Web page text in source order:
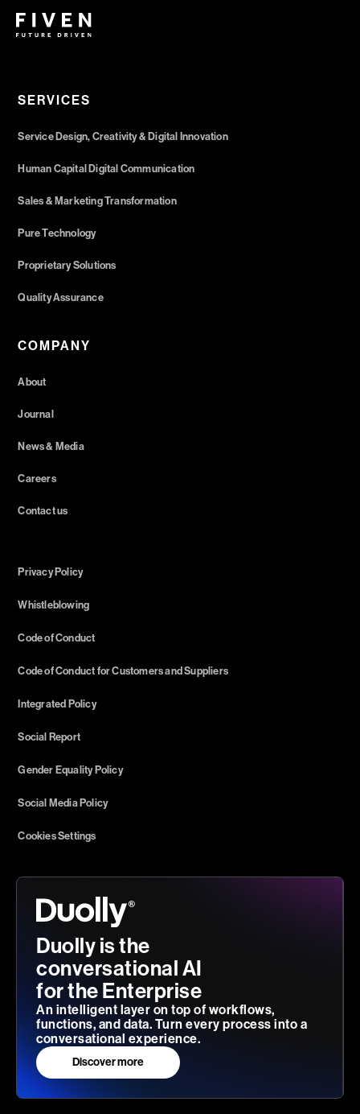
SERVICES
Service Design, Creativity & Digital Innovation
Human Capital Digital Communication
Sales & Marketing Transformation
Pure Technology
Proprietary Solutions
Quality Assurance
COMPANY
About
Journal
News & Media
Careers
Contact us
Privacy Policy
Whistleblowing
Code of Conduct
Code of Conduct for Customers and Suppliers
Integrated Policy
Social Report
Gender Equality Policy
Social Media Policy
Cookies Settings
Duolly is the
conversational AI
for the Enterprise
An intelligent layer on top of workflows,
functions, and data. Turn every process into a
conversational experience.
Discover more